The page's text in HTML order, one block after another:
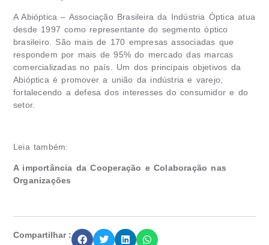
A Abióptica – Associação Brasileira da Indústria Óptica atua
desde 1997 como representante do segmento óptico
brasileiro. São mais de 170 empresas associadas que
respondem por mais de 95% do mercado das marcas
comercializadas no país. Um dos principais objetivos da
Abióptica é promover a união da indústria e varejo,
fortalecendo a defesa dos interesses do consumidor e do
setor.
Leia também:
A importância da Cooperação e Colaboração nas
Organizações
Compartilhar :